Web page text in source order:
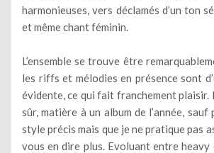
harmonieuses, vers déclamés d’un ton
et même chant féminin.
L’ensemble se trouve être
les riffs et mélodies en présence sont
évidente, ce qui fait franchement plaisir.
sûr, matière à un album de l’année,
style précis mais que je ne pratique pas
vous en dire plus. Evoluant entre